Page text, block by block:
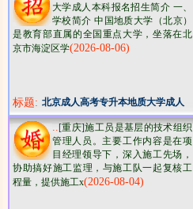
大学成人本科报名招生简介 一、
学校简介 中国地质大学（北京）
是教育部直属的全国重点大学，坐落在北
京市海淀区学(2026-08-06)
标题: 北京成人高考专升本地质大学成人
本科报名招生简介
..[重庆]施工员是基层的技术组织
管理人员。主要工作内容是在项
目经理领导下，深入施工先场，
协助搞好施工监理，与施工队一起复核工
程量，提供施工x(2026-08-04)